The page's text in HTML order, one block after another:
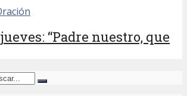
“Padre nuestro, que